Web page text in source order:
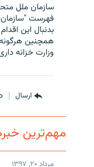
برنامه‌های رادیویی
چندرسانه‌ای
گزارش‌های تصویری
گزارش‌های ویدئویی
سازمان ملل
فهرست "سازمان
بدنبال این
همچنین هرگونه
وزارت خزانه
ارسال
مهم‌ترین
مرداد ۲۰, ۱۳۹۷